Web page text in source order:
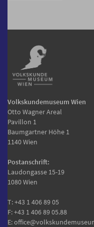
Volkskundemuseum Wien
Otto Wagner Areal
Pavillon 1
Baumgartner Höhe 1
1140 Wien
Postanschrift:
Laudongasse 15-19
1080 Wien
T:+43 1 406 89 05
F: +43 1 406 89 05.88
E: